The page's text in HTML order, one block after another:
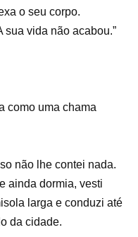
o seu corpo.
sua vida não acabou.”
como uma chama
não lhe contei nada.
ainda dormia, vesti
larga e conduzi até
da cidade.